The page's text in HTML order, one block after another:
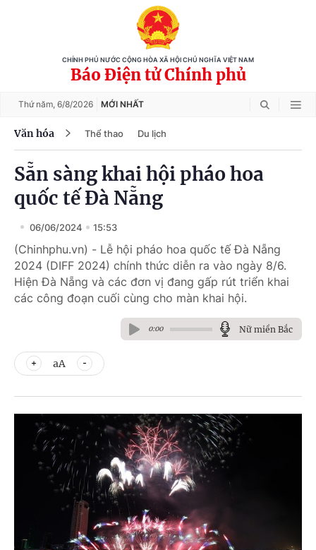
CHÍNH PHỦ NƯỚC CỘNG HÒA XÃ HỘI CHỦ NGHĨA VIỆT NAM
Báo Điện tử Chính phủ
Thứ năm, 6/8/2026 MỚI NHẤT
Văn hóa Thể thao Du lịch
Sẵn sàng khai hội pháo hoa
quốc tế Đà Nẵng
06/06/2024 15:53
(Chinhphu.vn) - Lễ hội pháo hoa quốc tế Đà Nẵng
2024 (DIFF 2024) chính thức diễn ra vào ngày 8/6.
Hiện Đà Nẵng và các đơn vị đang gấp rút triển khai
các công đoạn cuối cùng cho màn khai hội.
0:00 Nữ miền Bắc
aA